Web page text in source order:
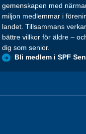
gemenskapen med
miljon medlemmar i
landet. Tillsammans
bättre villkor för äldre –
dig som senior.
Bli medlem i SPF